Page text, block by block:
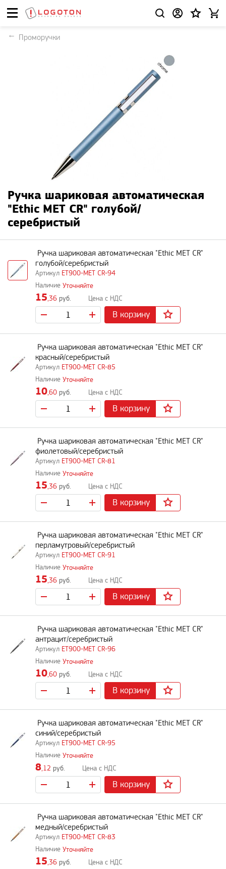
Проморучки
Ручка шариковая автоматическая
"Ethic MET CR" голубой/
серебристый
ET900-MET CR-94
Ручка шариковая автоматическая "Ethic MET CR"
голубой/серебристый
Уточняйте
15,36 руб.
В корзину
ET900-MET CR-85
Ручка шариковая автоматическая "Ethic MET CR"
красный/серебристый
Уточняйте
10,60 руб.
В корзину
ET900-MET CR-81
Ручка шариковая автоматическая "Ethic MET CR"
фиолетовый/серебристый
Уточняйте
15,36 руб.
В корзину
ET900-MET CR-91
Ручка шариковая автоматическая "Ethic MET CR"
перламутровый/серебристый
Уточняйте
15,36 руб.
В корзину
ET900-MET CR-96
Ручка шариковая автоматическая "Ethic MET CR"
антрацит/серебристый
Уточняйте
10,60 руб.
В корзину
ET900-MET CR-95
Ручка шариковая автоматическая "Ethic MET CR"
синий/серебристый
Уточняйте
8,12 руб.
В корзину
ET900-MET CR-83
Ручка шариковая автоматическая "Ethic MET CR"
медный/серебристый
Уточняйте
15,36 руб.